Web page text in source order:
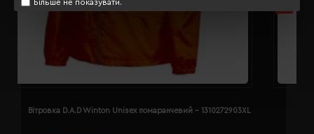
Більше не показувати.
Вітровка D.A.D Winton Unisex помаранчевий - 1310272903XL